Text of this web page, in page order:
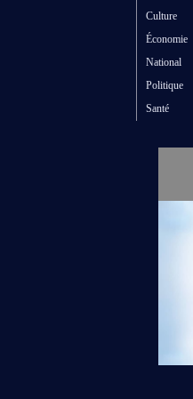
Culture
Économie
National
Politique
Santé